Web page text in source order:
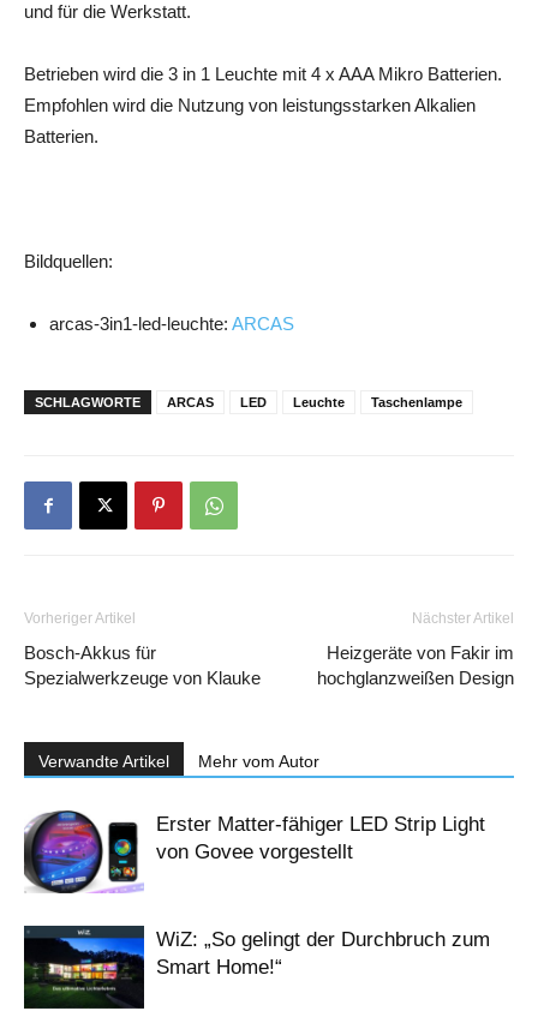
und für die Werkstatt.
Betrieben wird die 3 in 1 Leuchte mit 4 x AAA Mikro Batterien.
Empfohlen wird die Nutzung von leistungsstarken Alkalien
Batterien.
Bildquellen:
arcas-3in1-led-leuchte: ARCAS
SCHLAGWORTE ARCAS LED Leuchte Taschenlampe
Vorheriger Artikel
Bosch-Akkus für
Spezialwerkzeuge von Klauke
Nächster Artikel
Heizgeräte von Fakir im
hochglanzweißen Design
Verwandte Artikel Mehr vom Autor
Erster Matter-fähiger LED Strip Light
von Govee vorgestellt
WiZ: „So gelingt der Durchbruch zum
Smart Home!“